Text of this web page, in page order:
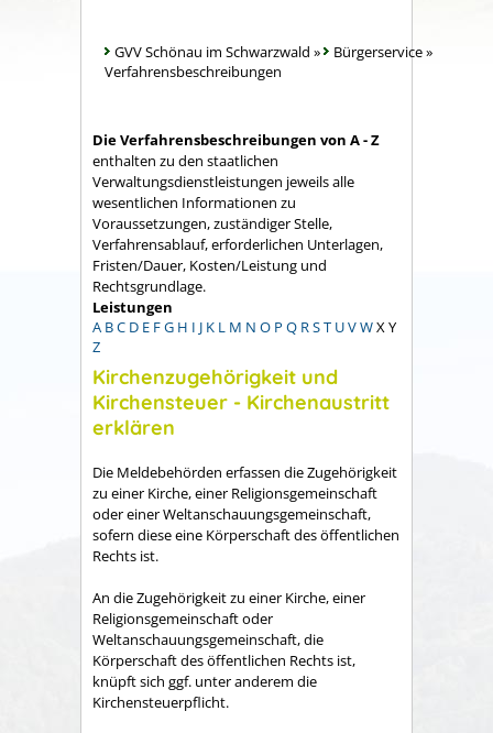
GVV Schönau im Schwarzwald » Bürgerservice»
Verfahrensbeschreibungen
Die Verfahrensbeschreibungen von A - Z
enthalten zu den staatlichen
Verwaltungsdienstleistungen jeweils alle
wesentlichen Informationen zu
Voraussetzungen, zuständiger Stelle,
Verfahrensablauf, erforderlichen Unterlagen,
Fristen/Dauer, Kosten/Leistung und
Rechtsgrundlage.
Leistungen
A BC D E FG H I J K L M N O P Q RST UVWX Y
Z
Kirchenzugehörigkeit und
Kirchensteuer - Kirchenaustritt
erklären
Die Meldebehörden erfassen die Zugehörigkeit
zu einer Kirche, einer Religionsgemeinschaft
oder einer Weltanschauungsgemeinschaft,
sofern diese eine Körperschaft des öffentlichen
Rechts ist.
An die Zugehörigkeit zu einer Kirche, einer
Religionsgemeinschaft oder
Weltanschauungsgemeinschaft, die
Körperschaft des öffentlichen Rechts ist,
knüpft sich ggf. unter anderem die
Kirchensteuerpflicht.